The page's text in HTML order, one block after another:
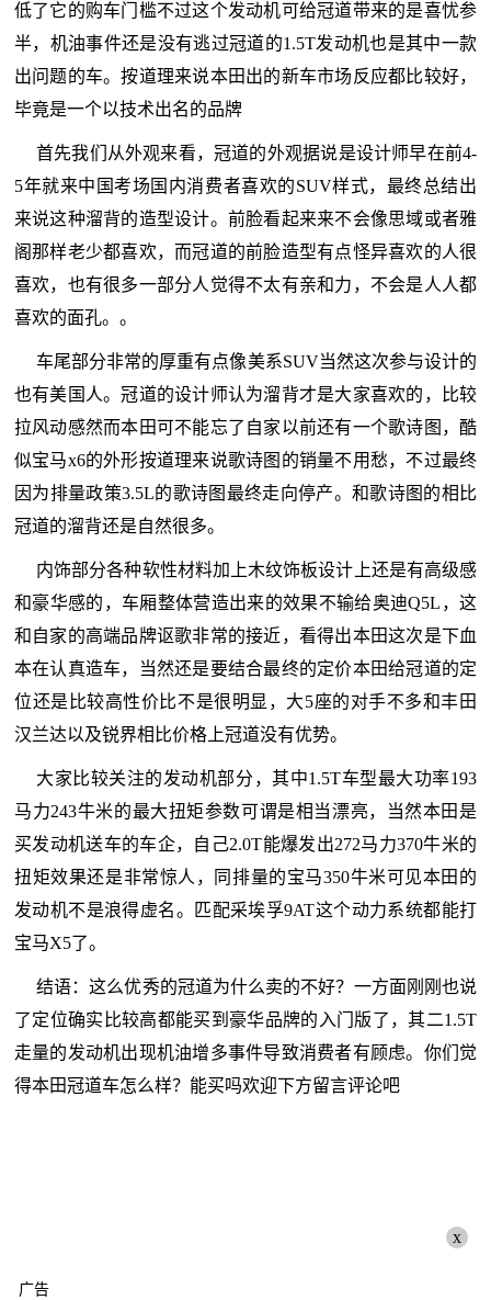
低了它的购车门槛不过这个发动机可给冠道带来的是喜忧参
半，机油事件还是没有逃过冠道的1.5T发动机也是其中一款
出问题的车。按道理来说本田出的新车市场反应都比较好，
毕竟是一个以技术出名的品牌
首先我们从外观来看，冠道的外观据说是设计师早在前4-
5年就来中国考场国内消费者喜欢的SUV样式，最终总结出
来说这种溜背的造型设计。前脸看起来来不会像思域或者雅
阁那样老少都喜欢，而冠道的前脸造型有点怪异喜欢的人很
喜欢，也有很多一部分人觉得不太有亲和力，不会是人人都
喜欢的面孔。。
车尾部分非常的厚重有点像美系SUV当然这次参与设计的
也有美国人。冠道的设计师认为溜背才是大家喜欢的，比较
拉风动感然而本田可不能忘了自家以前还有一个歌诗图，酷
似宝马x6的外形按道理来说歌诗图的销量不用愁，不过最终
因为排量政策3.5L的歌诗图最终走向停产。和歌诗图的相比
冠道的溜背还是自然很多。
内饰部分各种软性材料加上木纹饰板设计上还是有高级感
和豪华感的，车厢整体营造出来的效果不输给奥迪Q5L，这
和自家的高端品牌讴歌非常的接近，看得出本田这次是下血
本在认真造车，当然还是要结合最终的定价本田给冠道的定
位还是比较高性价比不是很明显，大5座的对手不多和丰田
汉兰达以及锐界相比价格上冠道没有优势。
大家比较关注的发动机部分，其中1.5T车型最大功率193
马力243牛米的最大扭矩参数可谓是相当漂亮，当然本田是
买发动机送车的车企，自己2.0T能爆发出272马力370牛米的
扭矩效果还是非常惊人，同排量的宝马350牛米可见本田的
发动机不是浪得虚名。匹配采埃孚9AT这个动力系统都能打
宝马X5了。
结语：这么优秀的冠道为什么卖的不好？一方面刚刚也说
了定位确实比较高都能买到豪华品牌的入门版了，其二1.5T
走量的发动机出现机油增多事件导致消费者有顾虑。你们觉
得本田冠道车怎么样？能买吗欢迎下方留言评论吧
x
广告